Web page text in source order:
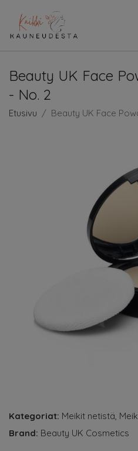
Beauty UK Face
- No. 2
Etusivu Beauty UK Face
Kategoriat: Meikit netistä,
Brand: Beauty UK Cosmetics